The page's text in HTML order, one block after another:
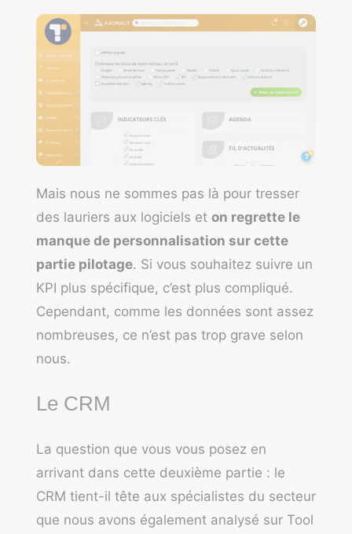
Mais nous ne sommes pas là pour tresser
des lauriers aux logiciels et on regrette le
manque de personnalisation sur cette
partie pilotage. Si vous souhaitez suivre un
KPI plus spécifique, c’est plus compliqué.
Cependant, comme les données sont assez
nombreuses, ce n’est pas trop grave selon
nous.
Le CRM
La question que vous vous posez en
arrivant dans cette deuxième partie : le
CRM tient-il tête aux spécialistes du secteur
que nous avons également analysé sur Tool